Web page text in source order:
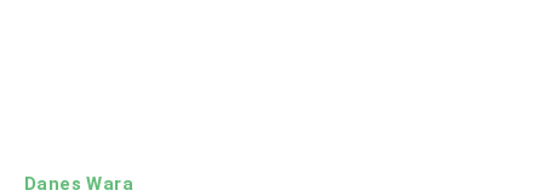
Danes Wara